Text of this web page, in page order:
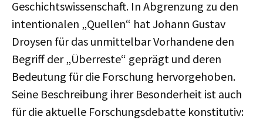
Geschichtswissenschaft. In Abgrenzung zu den
intentionalen „Quellen“ hat Johann Gustav
Droysen für das unmittelbar Vorhandene den
Begriff der „Überreste“ geprägt und deren
Bedeutung für die Forschung hervorgehoben.
Seine Beschreibung ihrer Besonderheit ist auch
für die aktuelle Forschungsdebatte konstitutiv: